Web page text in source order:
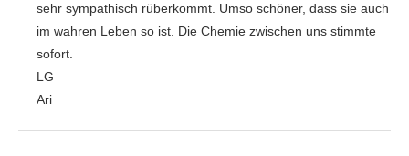
sehr sympathisch rüberkommt. Umso schöner, dass sie auch
im wahren Leben so ist. Die Chemie zwischen uns stimmte
sofort.
LG
Ari